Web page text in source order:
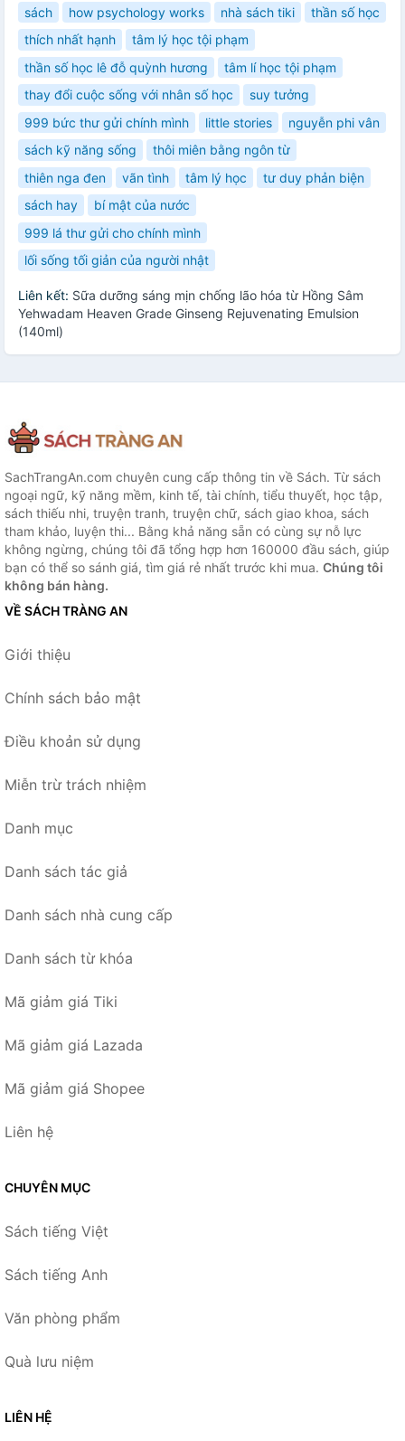
sách
how psychology works nhà sách tiki
thần số học
thích nhất hạnh
tâm lý học tội phạm
thần số học lê đỗ quỳnh hương
tâm lí học tội phạm
thay đổi cuộc sống với nhân số học
suy tưởng
999 bức thư gửi chính mình
little stories
nguyễn phi vân
sách kỹ năng sống
thôi miên bằng ngôn từ
thiên nga đen
vãn tình tâm lý học
tư duy phản biện
sách hay
bí mật của nước
999 lá thư gửi cho chính mình
lối sống tối giản của người nhật
Liên kết: Sữa dưỡng sáng mịn chống lão hóa từ Hồng Sâm
Yehwadam Heaven Grade Ginseng Rejuvenating Emulsion
(140ml)
SachTrangAn.com chuyên cung cấp thông tin về Sách. Từ sách
ngoại ngữ, kỹ năng mềm, kinh tế, tài chính, tiểu thuyết, học tập,
sách thiếu nhi, truyện tranh, truyện chữ, sách giao khoa, sách
tham khảo, luyện thi... Bằng khả năng sẵn có cùng sự nỗ lực
không ngừng, chúng tôi đã tổng hợp hơn 160000 đầu sách, giúp
bạn có thể so sánh giá, tìm giá rẻ nhất trước khi mua. Chúng tôi
không bán hàng.
VỀ SÁCH TRÀNG AN
Giới thiệu
Chính sách bảo mật
Điều khoản sử dụng
Miễn trừ trách nhiệm
Danh mục
Danh sách tác giả
Danh sách nhà cung cấp
Danh sách từ khóa
Mã giảm giá Tiki
Mã giảm giá Lazada
Mã giảm giá Shopee
Liên hệ
CHUYÊN MỤC
Sách tiếng Việt
Sách tiếng Anh
Văn phòng phẩm
Quà lưu niệm
LIÊN HỆ